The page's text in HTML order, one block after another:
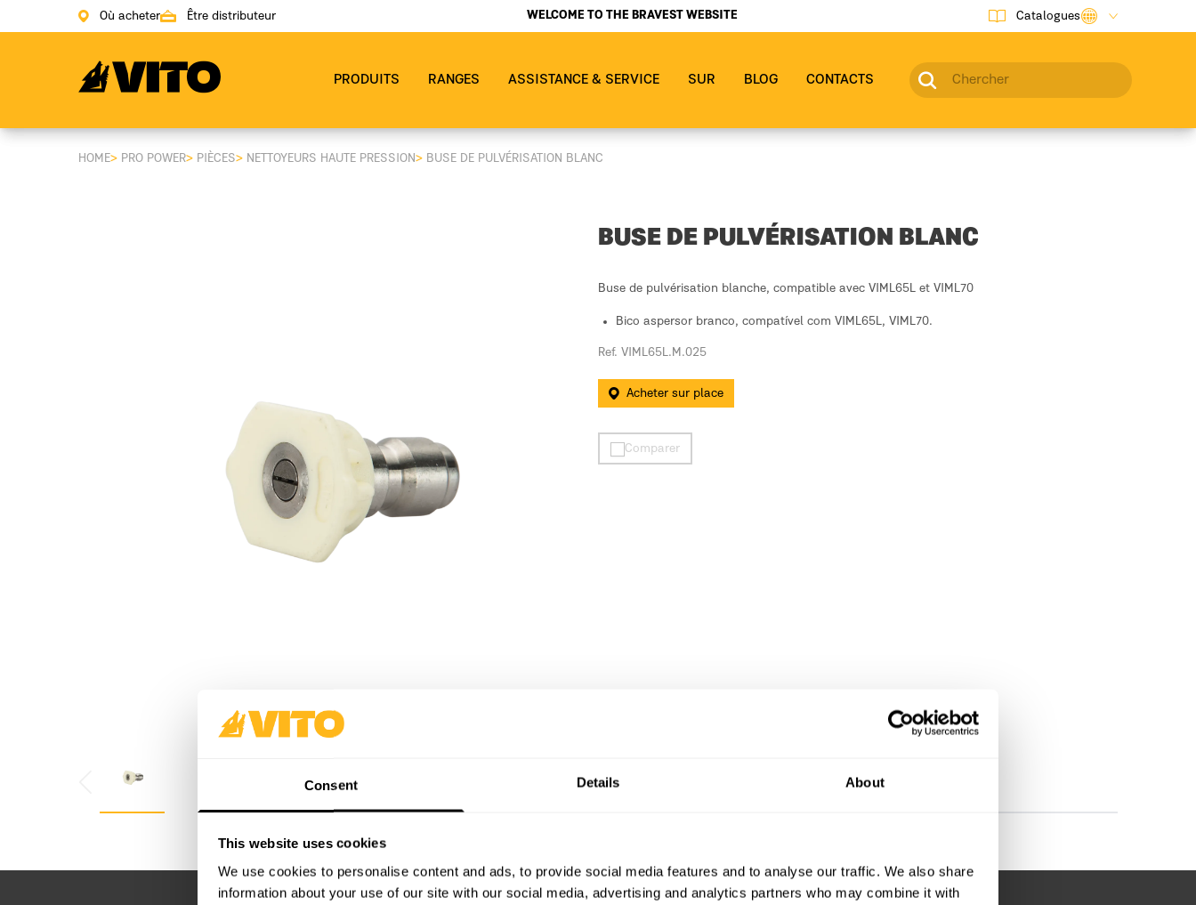
Consent Details About
This website uses cookies
We use cookies to personalise content and ads, to provide social media features and to analyse our traffic. We also share
information about your use of our site with our social media, advertising and analytics partners who may combine it with
Où acheter Être distributeur WELCOME TO THE BRAVEST WEBSITE Catalogues
Aller à la page principale
PRODUITS
RANGES ASSISTANCE & SERVICE SUR BLOG CONTACTS
HOME> PRO POWER> PIÈCES> NETTOYEURS HAUTE PRESSION> BUSE DE PULVÉRISATION BLANC
BUSE DE PULVÉRISATION BLANC
Buse de pulvérisation blanche, compatible avec VIML65L et VIML70
Bico aspersor branco, compatível com VIML65L, VIML70.
Ref. VIML65L.M.025
Acheter sur place
Comparer
SPÉCIFICATIONS TECHNIQUES DESCRIPTION